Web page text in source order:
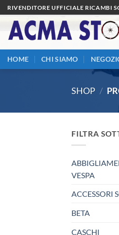
Salta
ai
contenuti
RIVENDITORE UFFICIALE RICAMBI
HOME CHI SIAMO
SHOP /
FILTRA
VESPA
ACCESSORI
BETA
CASCHI